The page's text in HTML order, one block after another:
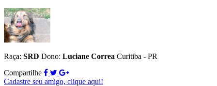
Raça: SRD Dono: Luciane Correa Curitiba - PR
Compartilhe
Cadastre seu amigo, clique aqui!